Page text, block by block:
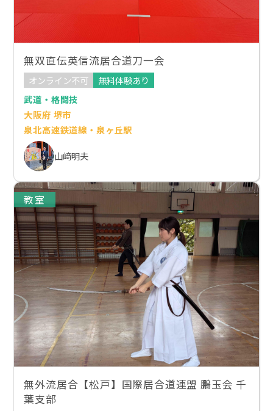
無双直伝英信流居合道刀一会
オンライン不可
無料体験あり
武道・格闘技
大阪府 堺市
泉北高速鉄道線・泉ヶ丘駅
山﨑明夫
教室
無外流居合【松戸】国際居合道連盟 鵬玉会 千
葉支部